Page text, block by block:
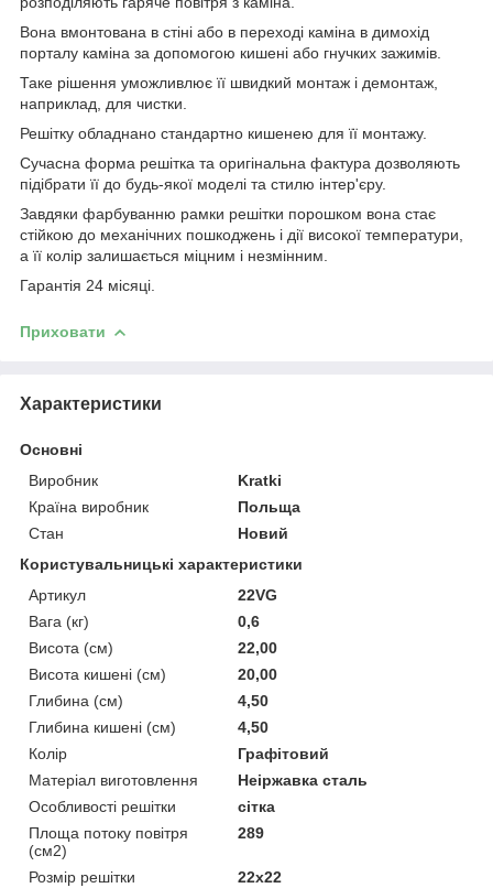
Вона вмонтована в стіні або в переході каміна в димохід
порталу каміна за допомогою кишені або гнучких зажимів.
Таке рішення уможливлює її швидкий монтаж і демонтаж,
наприклад, для чистки.
Решітку обладнано стандартно кишенею для її монтажу.
Сучасна форма решітка та оригінальна фактура дозволяють
підібрати її до будь-якої моделі та стилю інтер'єру.
Завдяки фарбуванню рамки решітки порошком вона стає
стійкою до механічних пошкоджень і дії високої температури,
а її колір залишається міцним і незмінним.
Гарантія 24 місяці.
Приховати
Характеристики
Основні
Виробник
Kratki
Країна виробник
Польща
Стан
Новий
Користувальницькі характеристики
Артикул
22VG
Вага (кг)
0,6
Висота (см)
22,00
Висота кишені (см)
20,00
Глибина (см)
4,50
Глибина кишені (см)
4,50
Колір
Графітовий
Матеріал виготовлення
Неіржавка сталь
Особливості решітки
сітка
Площа потоку повітря
(см2)
289
Розмір решітки
22x22